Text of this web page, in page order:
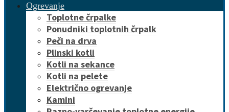
Ogrevanje
Toplotne črpalke
Ponudniki toplotnih črpalk
Peči na drva
Plinski kotli
Kotli na sekance
Kotli na pelete
Električno ogrevanje
Kamini